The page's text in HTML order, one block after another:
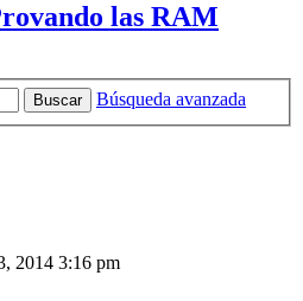
las RAM
Buscar
Búsqueda avanzada
2014 3:16 pm